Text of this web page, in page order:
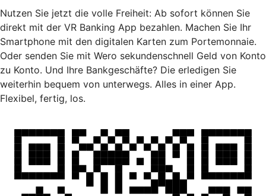
Nutzen Sie jetzt die volle Freiheit: Ab sofort können Sie
direkt mit der VR Banking App bezahlen. Machen Sie Ihr
Smartphone mit den digitalen Karten zum Portemonnaie.
Oder senden Sie mit Wero sekundenschnell Geld von Konto
zu Konto. Und Ihre Bankgeschäfte? Die erledigen Sie
weiterhin bequem von unterwegs. Alles in einer App.
Flexibel, fertig, los.